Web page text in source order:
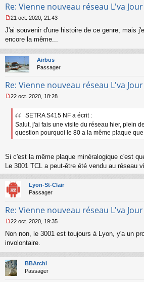
o
l
u
Re: Vienne nouveau réseau L'va Jour
e
s
a
g
e
o
l
21 oct. 2020, 21:43
J'ai souvenir d'une histoire de ce genre, mais
encore la même...
Airbus
Passager
Re: Vienne nouveau réseau L'va Jour
e
g
n
l
u
22 oct. 2020, 18:28
SETRA S415 NF a écrit :
Salut, j'ai fais une visite du réseau hier, plein
question pourquoi le 80 a la même plaque
Si c'est la même plaque minéralogique c'est
Le 3001 TCL a peut-être été vendu au réseau
Lyon-St-Clair
Passager
Re: Vienne nouveau réseau L'va Jour
e
s
a
g
e
22 oct. 2020, 19:35
Non non, le 3001 est toujours à Lyon, y'a un
involontaire.
BBArchi
Passager